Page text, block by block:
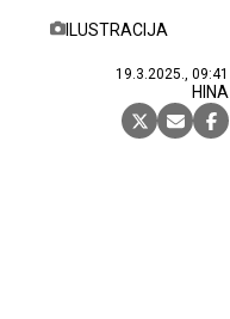
ILUSTRACIJA
19.3.2025., 09:41
HINA